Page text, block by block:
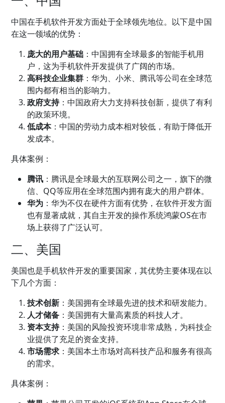
中国在手机软件开发方面处于全球领先地位。以下是中国
在这一领域的优势：
庞大的用户基础 ：中国拥有全球最多的智能手机用
户，这为手机软件开发提供了广阔的市场。
高科技企业集群 ：华为、小米、腾讯等公司在全球范
围内都有相当的影响力。
政府支持：中国政府大力支持科技创新，提供了有利
的政策环境。
低成本：中国的劳动力成本相对较低，有助于降低开
发成本。
具体案例：
腾讯 ：腾讯是全球最大的互联网公司之一，旗下的微
信、QQ等应用在全球范围内拥有庞大的用户群体。
华为 ：华为不仅在硬件方面有优势，在软件开发方面
也有显著成就，其自主开发的操作系统鸿蒙OS在市
场上获得了广泛认可。
二、美国
美国也是手机软件开发的重要国家，其优势主要体现在以
下几个方面：
技术创新 ：美国拥有全球最先进的技术和研发能力。
人才储备 ：美国拥有大量高素质的科技人才。
资本支持：美国的风险投资环境非常成熟，为科技企
业提供了充足的资金支持。
市场需求 ：美国本土市场对高科技产品和服务有很高
的需求。
具体案例：